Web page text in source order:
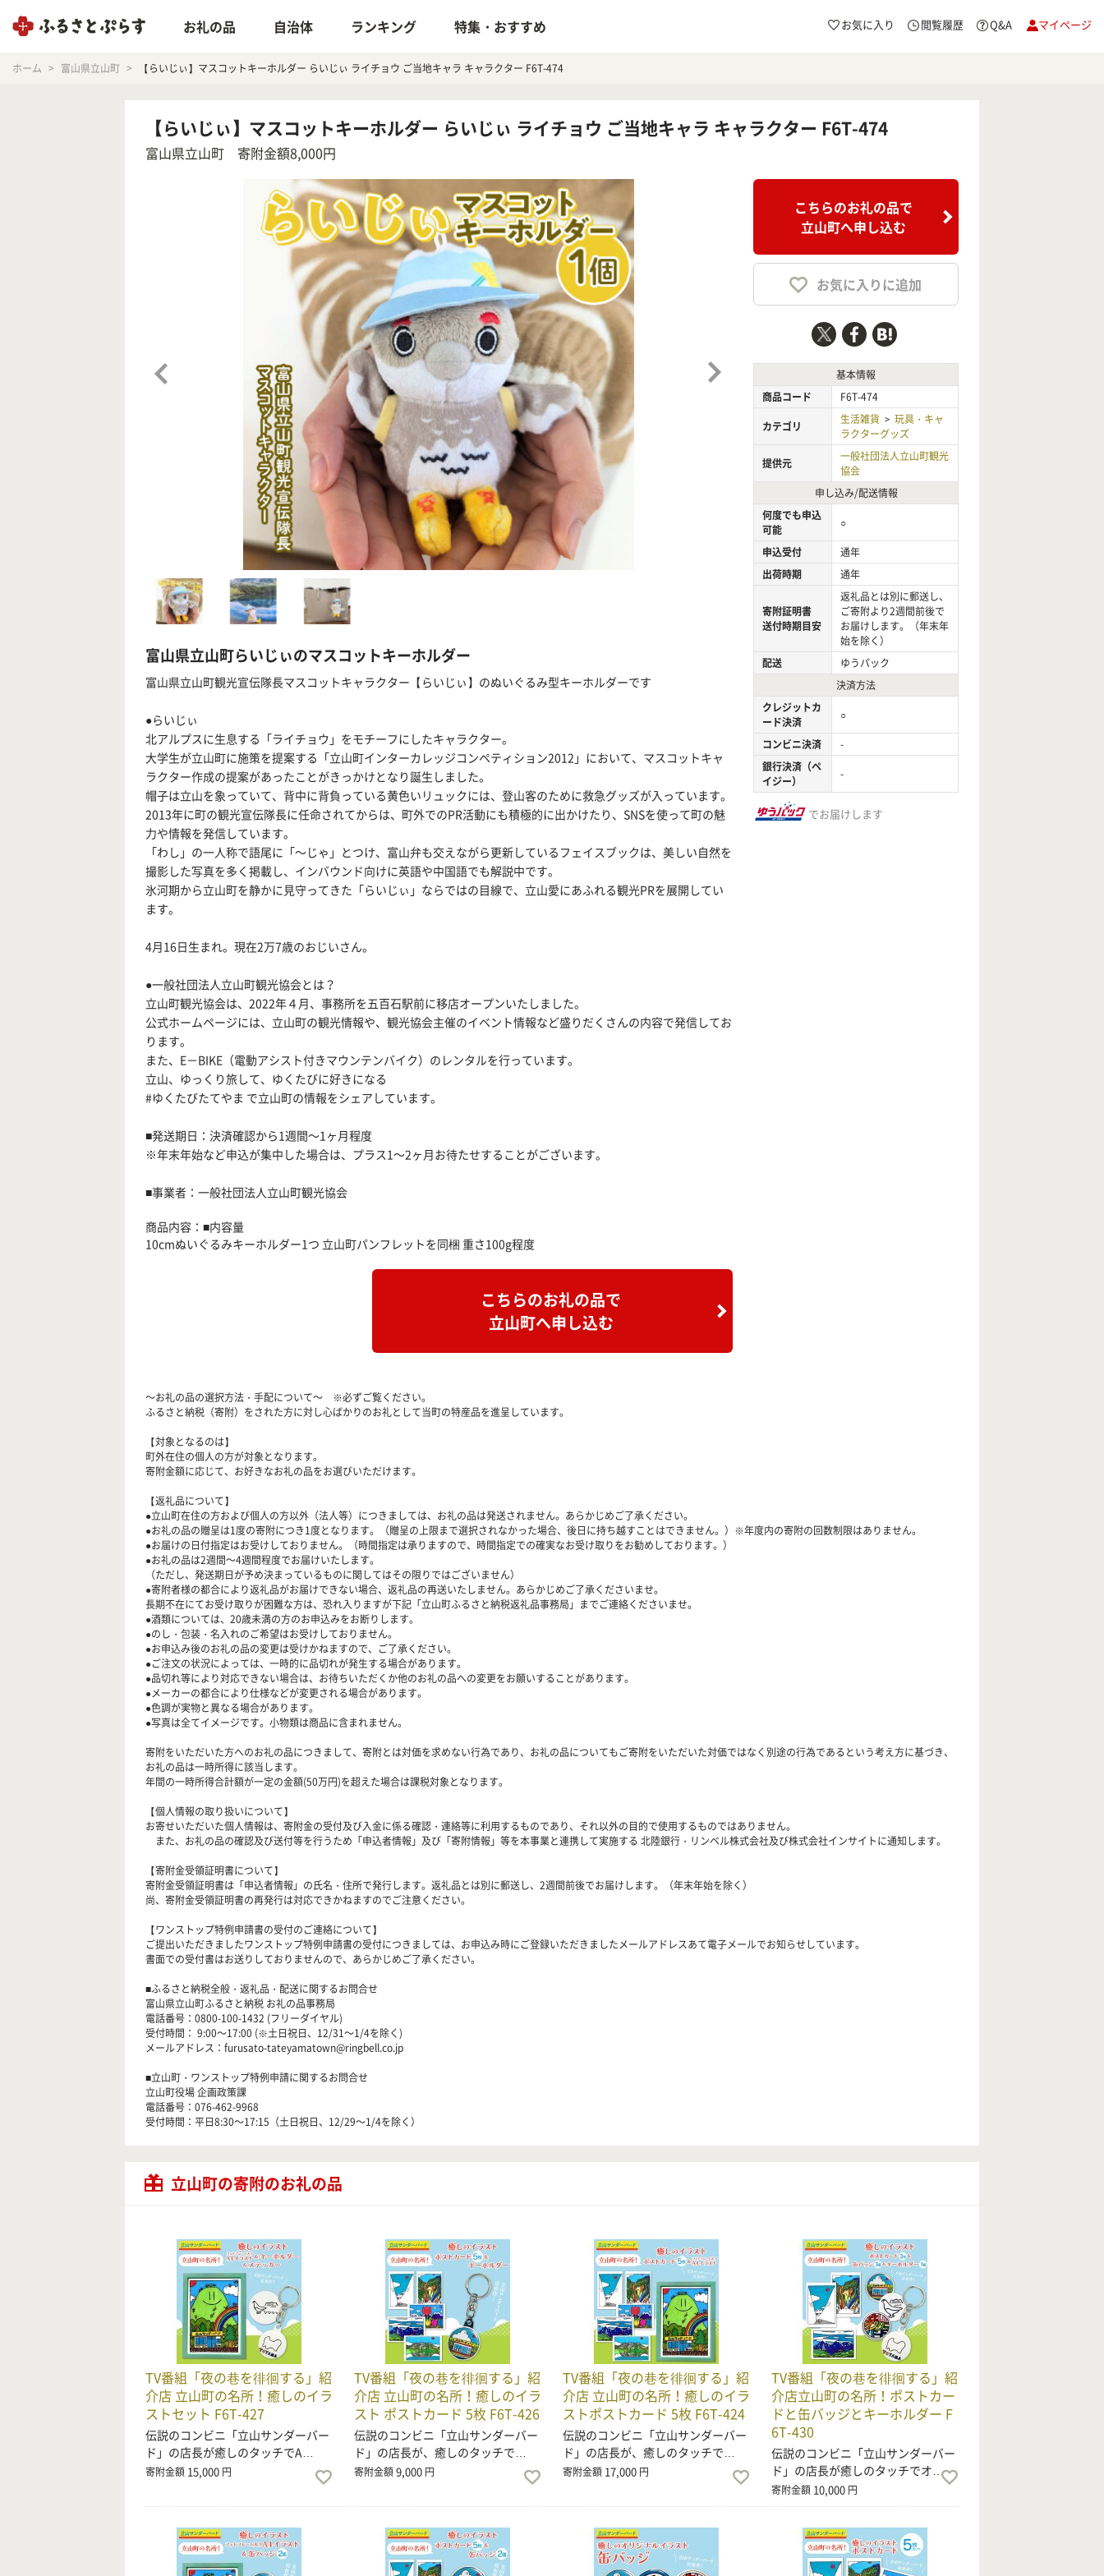
お礼の品 自治体 ランキング 特集・おすすめ お気に入り 閲覧履歴 Q&A マイページ
ホーム 富山県立山町 【らいじぃ】マスコットキーホルダー らいじぃ ライチョウ ご当地キャラ キャラクター F6T-474
【らいじぃ】マスコットキーホルダー らいじぃ ライチョウ ご当地キャラ キャラクター F6T-474
富山県立山町 寄附金額8,000円
富山県立山町らいじぃのマスコットキーホルダー
富山県立山町観光宣伝隊長マスコットキャラクター【らいじぃ】のぬいぐるみ型キーホルダーです
●らいじぃ
北アルプスに生息する「ライチョウ」をモチーフにしたキャラクター。
大学生が立山町に施策を提案する「立山町インターカレッジコンペティション2012」において、マスコットキャ
ラクター作成の提案があったことがきっかけとなり誕生しました。
帽子は立山を象っていて、背中に背負っている黄色いリュックには、登山客のために救急グッズが入っています。
2013年に町の観光宣伝隊長に任命されてからは、町外でのPR活動にも積極的に出かけたり、SNSを使って町の魅
力や情報を発信しています。
「わし」の一人称で語尾に「～じゃ」とつけ、富山弁も交えながら更新しているフェイスブックは、美しい自然を
撮影した写真を多く掲載し、インバウンド向けに英語や中国語でも解説中です。
氷河期から立山町を静かに見守ってきた「らいじぃ」ならではの目線で、立山愛にあふれる観光PRを展開してい
ます。
4月16日生まれ。現在2万7歳のおじいさん。
●一般社団法人立山町観光協会とは？
立山町観光協会は、2022年４月、事務所を五百石駅前に移店オープンいたしました。
公式ホームページには、立山町の観光情報や、観光協会主催のイベント情報など盛りだくさんの内容で発信してお
ります。
また、E－BIKE（電動アシスト付きマウンテンバイク）のレンタルを行っています。
立山、ゆっくり旅して、ゆくたびに好きになる
#ゆくたびたてやま で立山町の情報をシェアしています。
■発送期日：決済確認から1週間～1ヶ月程度
※年末年始など申込が集中した場合は、プラス1～2ヶ月お待たせすることがございます。
■事業者：一般社団法人立山町観光協会
商品内容：■内容量
10cmぬいぐるみキーホルダー1つ 立山町パンフレットを同梱 重さ100g程度
こちらのお礼の品で
立山町へ申し込む
お気に入りに追加
基本情報
商品コード
F6T-474
カテゴリ
生活雑貨 > 玩具・キャ
ラクターグッズ
提供元
一般社団法人立山町観光
協会
申し込み/配送情報
何度でも申込
可能
○
申込受付
通年
出荷時期
通年
寄附証明書
送付時期目安
返礼品とは別に郵送し、
ご寄附より2週間前後で
お届けします。（年末年
始を除く）
配送
ゆうパック
決済方法
クレジットカ
ード決済
○
コンビニ決済
-
銀行決済（ペ
イジー）
-
でお届けします
こちらのお礼の品で
立山町へ申し込む
～お礼の品の選択方法・手配について～ ※必ずご覧ください。
ふるさと納税（寄附）をされた方に対し心ばかりのお礼として当町の特産品を進呈しています。
【対象となるのは】
町外在住の個人の方が対象となります。
寄附金額に応じて、お好きなお礼の品をお選びいただけます。
【返礼品について】
●立山町在住の方および個人の方以外（法人等）につきましては、お礼の品は発送されません。あらかじめご了承ください。
●お礼の品の贈呈は1度の寄附につき1度となります。（贈呈の上限まで選択されなかった場合、後日に持ち越すことはできません。）※年度内の寄附の回数制限はありません。
●お届けの日付指定はお受けしておりません。（時間指定は承りますので、時間指定での確実なお受け取りをお勧めしております。）
●お礼の品は2週間～4週間程度でお届けいたします。
（ただし、発送期日が予め決まっているものに関してはその限りではございません）
●寄附者様の都合により返礼品がお届けできない場合、返礼品の再送いたしません。あらかじめご了承くださいませ。
長期不在にてお受け取りが困難な方は、恐れ入りますが下記「立山町ふるさと納税返礼品事務局」までご連絡くださいませ。
●酒類については、20歳未満の方のお申込みをお断りします。
●のし・包装・名入れのご希望はお受けしておりません。
●お申込み後のお礼の品の変更は受けかねますので、ご了承ください。
●ご注文の状況によっては、一時的に品切れが発生する場合があります。
●品切れ等により対応できない場合は、お待ちいただくか他のお礼の品への変更をお願いすることがあります。
●メーカーの都合により仕様などが変更される場合があります。
●色調が実物と異なる場合があります。
●写真は全てイメージです。小物類は商品に含まれません。
寄附をいただいた方へのお礼の品につきまして、寄附とは対価を求めない行為であり、お礼の品についてもご寄附をいただいた対価ではなく別途の行為であるという考え方に基づき、
お礼の品は一時所得に該当します。
年間の一時所得合計額が一定の金額(50万円)を超えた場合は課税対象となります。
【個人情報の取り扱いについて】
お寄せいただいた個人情報は、寄附金の受付及び入金に係る確認・連絡等に利用するものであり、それ以外の目的で使用するものではありません。
また、お礼の品の確認及び送付等を行うため「申込者情報」及び「寄附情報」等を本事業と連携して実施する 北陸銀行・リンベル株式会社及び株式会社インサイトに通知します。
【寄附金受領証明書について】
寄附金受領証明書は「申込者情報」の氏名・住所で発行します。返礼品とは別に郵送し、2週間前後でお届けします。（年末年始を除く）
尚、寄附金受領証明書の再発行は対応できかねますのでご注意ください。
【ワンストップ特例申請書の受付のご連絡について】
ご提出いただきましたワンストップ特例申請書の受付につきましては、お申込み時にご登録いただきましたメールアドレスあて電子メールでお知らせしています。
書面での受付書はお送りしておりませんので、あらかじめご了承ください。
■ふるさと納税全般・返礼品・配送に関するお問合せ
富山県立山町ふるさと納税 お礼の品事務局
電話番号：0800-100-1432 (フリーダイヤル)
受付時間： 9:00～17:00 (※土日祝日、12/31～1/4を除く)
メールアドレス：furusato-tateyamatown@ringbell.co.jp
■立山町・ワンストップ特例申請に関するお問合せ
立山町役場 企画政策課
電話番号：076-462-9968
受付時間：平日8:30～17:15（土日祝日、12/29～1/4を除く）
立山町の寄附のお礼の品
TV番組「夜の巷を徘徊する」紹
介店 立山町の名所！癒しのイラ
ストセット F6T-427
伝説のコンビニ「立山サンダーバー
ド」の店長が癒しのタッチでA…
寄附金額 15,000 円
TV番組「夜の巷を徘徊する」紹
介店 立山町の名所！癒しのイラ
スト ポストカード 5枚 F6T-426
伝説のコンビニ「立山サンダーバー
ド」の店長が、癒しのタッチで…
寄附金額9,000 円
TV番組「夜の巷を徘徊する」紹
介店 立山町の名所！癒しのイラ
ストポストカード 5枚 F6T-424
伝説のコンビニ「立山サンダーバー
ド」の店長が、癒しのタッチで…
寄附金額 17,000 円
TV番組「夜の巷を徘徊する」紹
介店立山町の名所！ポストカー
ドと缶バッジとキーホルダー F
6T-430
伝説のコンビニ「立山サンダーバー
ド」の店長が癒しのタッチでオ…
寄附金額 10,000 円